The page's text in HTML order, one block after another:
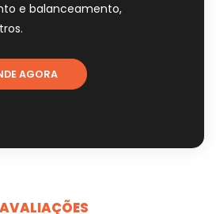
e balanceamento,
AGORA
AVALIAÇÕES